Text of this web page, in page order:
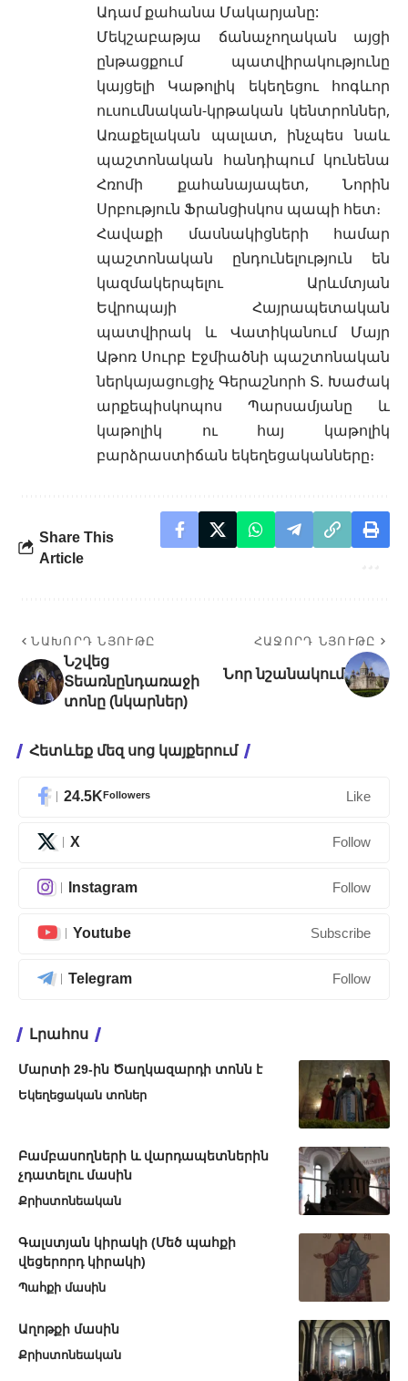
Ադամ քահանա Մակարյանը:
Մեկշաբաթյա ճանաչողական այցի
ընթացքում պատվիրակությունը
կայցելի Կաթոլիկ եկեղեցու հոգևոր
ուսումնական-կրթական կենտրոններ,
Առաքելական պալատ, ինչպես նաև
պաշտոնական հանդիպում կունենա
Հռոմի քահանայապետ, Նորին
Սրբություն Ֆրանցիսկոս պապի հետ։
Հավաքի մասնակիցների համար
պաշտոնական ընդունելություն են
կազմակերպելու Արևմտյան
Եվրոպայի Հայրապետական
պատվիրակ և Վատիկանում Մայր
Աթոռ Սուրբ Էջմիածնի պաշտոնական
ներկայացուցիչ Գերաշնորհ Տ. Խաժակ
արքեպիսկոպոս Պարսամյանը և
կաթոլիկ ու հայ կաթոլիկ
բարձրաստիճան եկեղեցականները։
Share This
Article
ՆԱԽՈՐԴ ՆՅՈՒԹԸ
Նշվեց
Տեառնընդառաջի
տոնը (նկարներ)
ՀԱՋՈՐԴ ՆՅՈՒԹԸ
Նոր նշանակում
Հետևեք մեզ սոց կայքերում
24.5KFollowers Like
X Follow
Instagram Follow
Youtube Subscribe
Telegram Follow
Լրահոս
Մարտի 29-ին Ծաղկազարդի տոնն է
Եկեղեցական տոներ
Բամբասողների և վարդապետներին
չդատելու մասին
Քրիստոնեական
Գալստյան կիրակի (Մեծ պահքի
վեցերորդ կիրակի)
Պահքի մասին
Աղոթքի մասին
Քրիստոնեական